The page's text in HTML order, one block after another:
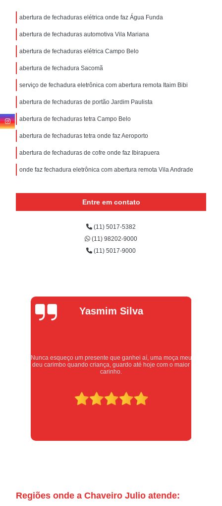
abertura de fechaduras elétrica onde faz Água Funda
abertura de fechaduras automotiva Vila Mariana
abertura de fechaduras elétrica Campo Belo
abertura de fechadura Sacomã
serviço de fechadura eletrônica com abertura remota Itaim Bibi
abertura de fechaduras de portão Jardim Paulista
abertura de fechaduras tetra Campo Belo
abertura de fechaduras tetra onde faz Aeroporto
abertura de fechaduras de cofre onde faz Ibirapuera
onde faz fechadura eletrônica com abertura remota Vila Andrade
Entre em contato
(11) 5017-5382
(11) 98202-9000
(11) 5017-9000
Silva
que ganhei aí, uma moça meu
criança, guardo até hoje com o maior
Atendimento excelente,
respeito. Recomendo sem
Regiões onde a Chaveiro Julio atende: